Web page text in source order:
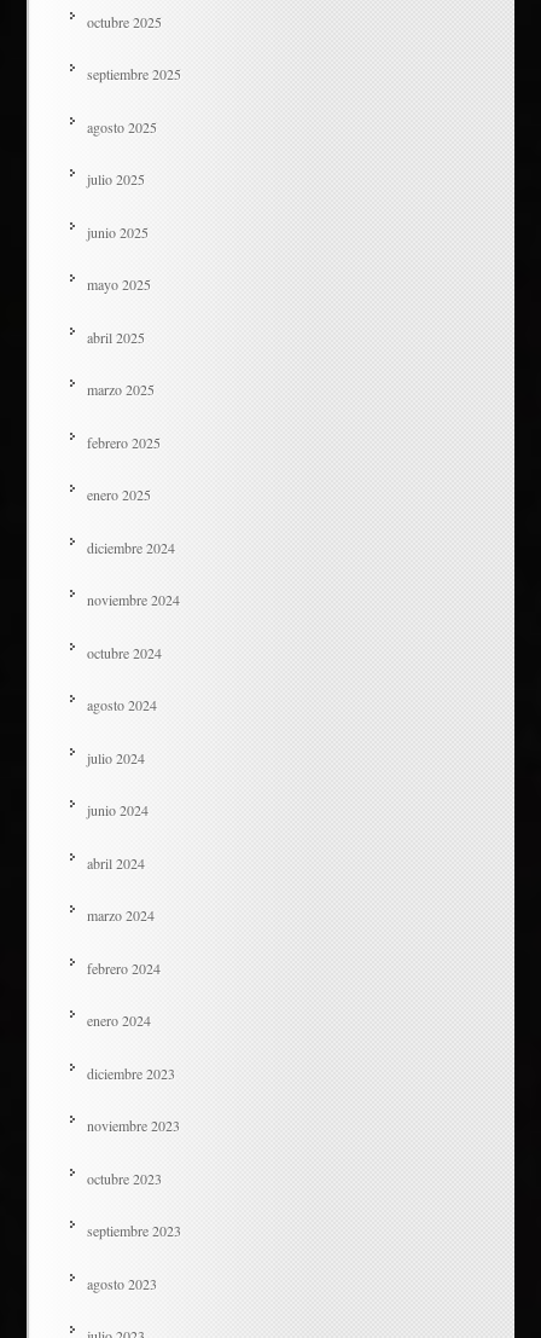
octubre 2025
septiembre 2025
agosto 2025
julio 2025
junio 2025
mayo 2025
abril 2025
marzo 2025
febrero 2025
enero 2025
diciembre 2024
noviembre 2024
octubre 2024
agosto 2024
julio 2024
junio 2024
abril 2024
marzo 2024
febrero 2024
enero 2024
diciembre 2023
noviembre 2023
octubre 2023
septiembre 2023
agosto 2023